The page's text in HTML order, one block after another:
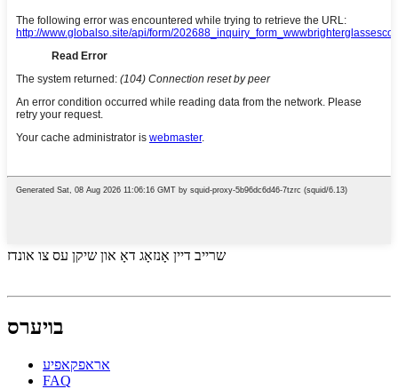
שרייב דיין אָנזאָג דאָ און שיקן עס צו אונדז
בויערס
אראפקאפיע
FAQ